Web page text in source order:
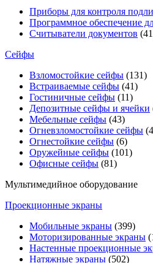
Приборы для контроля
Программное обеспечение
Считыватели документов
Сейфы
Взломостойкие сейфы (131)
Встраиваемые сейфы (41)
Гостиничные сейфы (11)
Депозитные сейфы и ячейки
Мебельные сейфы (43)
Огневзломостойкие сейфы
Огнестойкие сейфы (6)
Оружейные сейфы (101)
Офисные сейфы (81)
Мультимедийное оборудование
Проекционные экраны
Мобильные экраны (399)
Моторизированные экраны
Настенные проекционные
Натяжные экраны (502)